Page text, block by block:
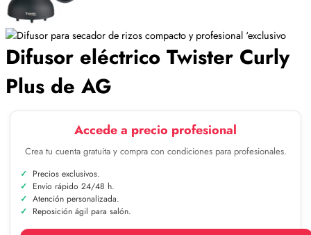
Difusor eléctrico Twister Curly
Plus de AG
Accede a precio profesional
Crea tu cuenta gratuita y compra con condiciones para profesionales.
Precios exclusivos.
Envío rápido 24/48 h.
Atención personalizada.
Reposición ágil para salón.